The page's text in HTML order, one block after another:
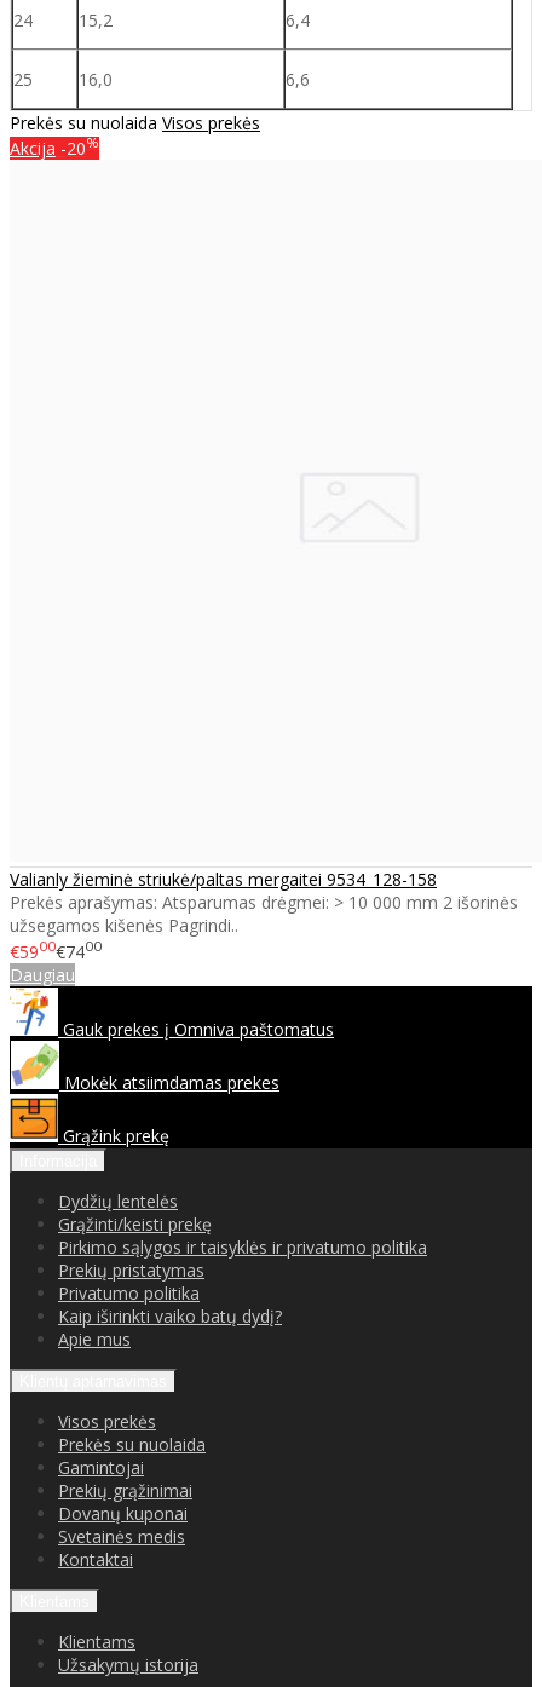
24 15,2 6,4
25 16,0
6,6
Prekės su nuolaida Visos prekės
Akcija -20%
Valianly žieminė striukė/paltas mergaitei 9534_128-158
Prekės aprašymas: Atsparumas drėgmei: > 10 000 mm 2 išorinės
užsegamos kišenės Pagrindi..
€5900€7400
Daugiau
Gauk prekes į Omniva paštomatus
Mokėk atsiimdamas prekes
Grąžink prekę
Dydžių lentelės
Grąžinti/keisti prekę
Pirkimo sąlygos ir taisyklės ir privatumo politika
Prekių pristatymas
Privatumo politika
Kaip iširinkti vaiko batų dydį?
Apie mus
Visos prekės
Prekės su nuolaida
Gamintojai
Prekių grąžinimai
Dovanų kuponai
Svetainės medis
Kontaktai
Klientams
Užsakymų istorija